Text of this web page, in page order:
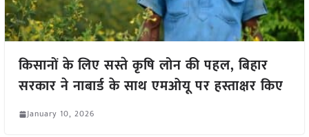
किसानों के लिए सस्ते कृषि लोन की पहल, बिहार
सरकार ने नाबार्ड के साथ एमओयू पर हस्ताक्षर किए
January 10, 2026